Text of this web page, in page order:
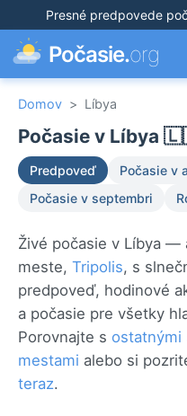
Presné predpovede
Počasie.org
Domov > Líbya
Počasie v Líbya
Predpoveď
Počasie v
Počasie v septembri
Živé počasie v Líbya —
meste, Tripolis, s
predpoveď, hodinové
a počasie pre všetky
Porovnajte s ostatnými
mestami alebo si
teraz.